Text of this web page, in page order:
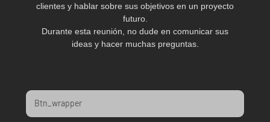
clientes y hablar sobre sus objetivos en un proyecto
futuro.
Durante esta reunión, no dude en comunicar sus
ideas y hacer muchas preguntas.
Btn_wrapper